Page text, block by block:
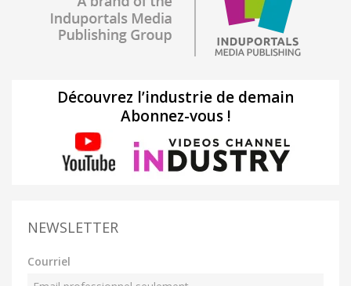
Découvrez l’industrie de demain
Abonnez-vous !
NEWSLETTER
Courriel